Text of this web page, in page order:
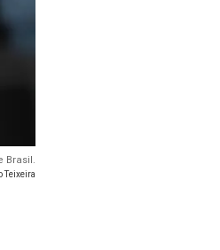
Brasil.
Teixeira